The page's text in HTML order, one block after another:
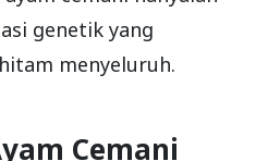
genetik yang
menyeluruh.
Cemani